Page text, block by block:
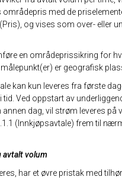
med de
og vises som over- eller
en områdeprissikring for
er geografisk
kan kun leveres fra første
tid. Ved oppstart av
dag, vil strøm leveres på
(Innkjøpsavtale) frem til
avtalt volum
har et øvre pristak med